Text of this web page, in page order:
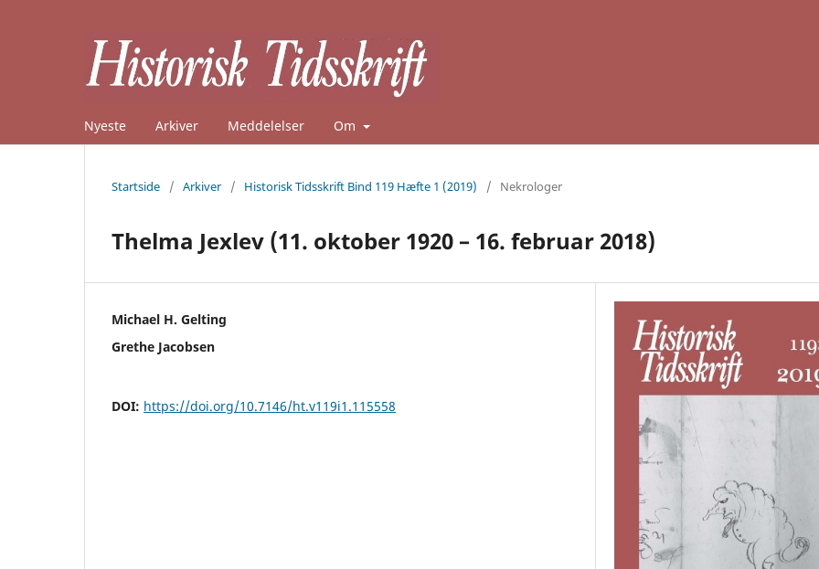
Nyeste Arkiver Meddelelser Om
Startside / Arkiver / Historisk Tidsskrift Bind 119 Hæfte 1 (2019) / Nekrologer
Thelma Jexlev (11. oktober 1920 – 16. februar 2018)
Michael H. Gelting
Grethe Jacobsen
DOI: https://doi.org/10.7146/ht.v119i1.115558